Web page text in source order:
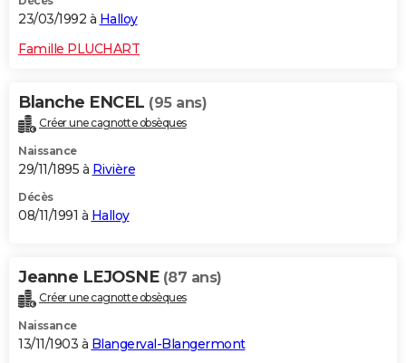
23/03/1992 à Halloy
Famille PLUCHART
Blanche ENCEL (95 ans)
Créer une cagnotte obsèques
Naissance
29/11/1895 à Rivière
Décès
08/11/1991 à Halloy
Jeanne LEJOSNE (87 ans)
Créer une cagnotte obsèques
Naissance
13/11/1903 à Blangerval-Blangermont